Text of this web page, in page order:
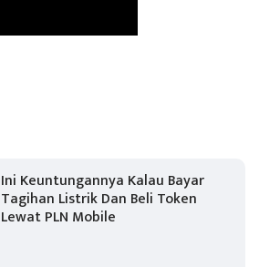
Ini Keuntungannya Kalau Bayar
Tagihan Listrik Dan Beli Token
Lewat PLN Mobile